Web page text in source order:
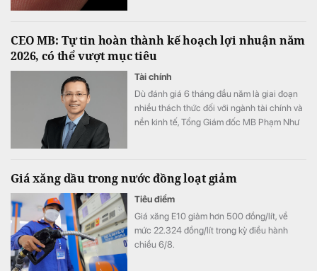
CEO MB: Tự tin hoàn thành kế hoạch lợi nhuận năm
2026, có thể vượt mục tiêu
Tài chính
Dù đánh giá 6 tháng đầu năm là giai đoạn
nhiều thách thức đối với ngành tài chính và
nền kinh tế, Tổng Giám đốc MB Phạm Như
ra.
Giá xăng dầu trong nước đồng loạt giảm
Tiêu điểm
Giá xăng E10 giảm hơn 500 đồng/lít, về
mức 22.324 đồng/lít trong kỳ điều hành
chiều 6/8.